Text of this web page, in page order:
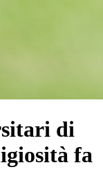
di
fa